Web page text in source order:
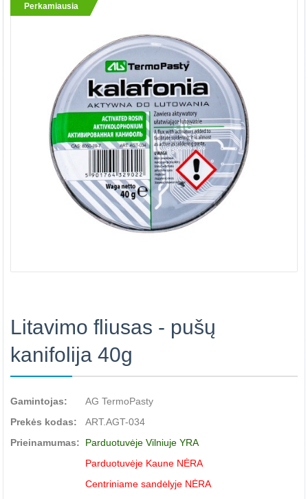
Perkamiausia
Litavimo fliusas - pušų
kanifolija 40g
Gamintojas:
AG TermoPasty
Prekės kodas:
ART.AGT-034
Prieinamumas:
Parduotuvėje Vilniuje YRA
Parduotuvėje Kaune NĖRA
Centriniame sandėlyje NĖRA